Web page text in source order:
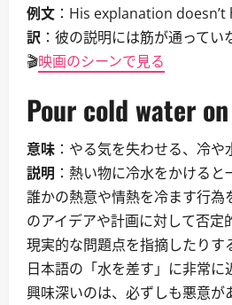
例文 ：His explanation
訳 ：彼の説明には筋が通ってい
🎬映画のシーンで見る
Pour cold water on
意味 ：やる気を失わせる、冷や
説明 ：熱い物に冷水をかけると
誰かの熱意や情熱を冷ます行為
のアイデアや計画に対して否定
現実的な問題点を指摘したりす
日本語の「水を差す」に非常に
興味深いのは、必ずしも悪意が